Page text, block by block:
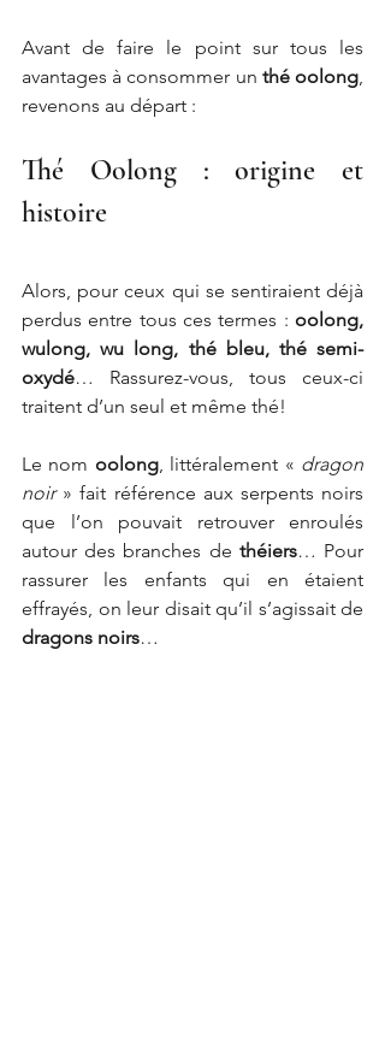
Avant de faire le point sur tous les
avantages à consommer un thé oolong,
revenons au départ :
Thé Oolong : origine et
histoire
Alors, pour ceux qui se sentiraient déjà
perdus entre tous ces termes : oolong,
wulong, wu long, thé bleu, thé semi-
oxydé… Rassurez-vous, tous ceux-ci
traitent d’un seul et même thé!
Le nom oolong, littéralement « dragon
noir » fait référence aux serpents noirs
que l’on pouvait retrouver enroulés
autour des branches de théiers… Pour
rassurer les enfants qui en étaient
dragons noirs…